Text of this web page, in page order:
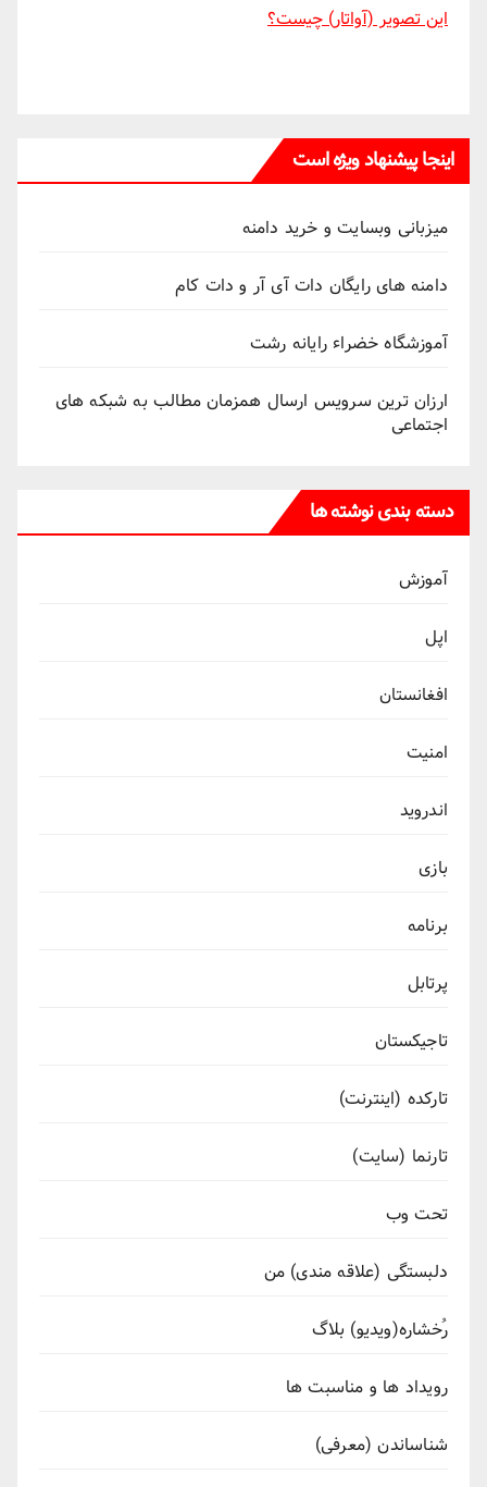
این تصویر (آواتار) چیست؟
اینجا پیشنهاد ویژه است
میزبانی وبسایت و خرید دامنه
دامنه های رایگان دات آی آر و دات کام
آموزشگاه خضراء رایانه رشت
ارزان ترین سرویس ارسال همزمان مطالب به شبکه های
اجتماعی
دسته بندی نوشته ها
آموزش
اپل
افغانستان
امنیت
اندروید
بازی
برنامه
پرتابل
تاجیکستان
تارکده (اینترنت)
تارنما (سایت)
تحت وب
دلبستگی (علاقه مندی) من
رُخشاره(ویدیو) بلاگ
رویداد ها و مناسبت ها
شناساندن (معرفی)